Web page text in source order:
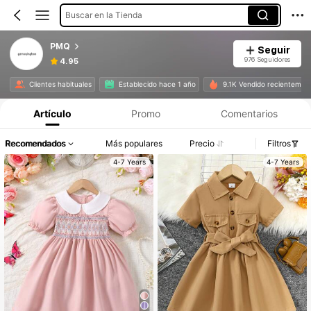
Buscar en la Tienda
PMQ
4.95
Seguir
976 Seguidores
Clientes habituales Establecido hace 1 año 9.1K Vendido
Artículo Promo Comentarios
Recomendados Más populares Precio Filtros
4-7 Years 4-7 Years